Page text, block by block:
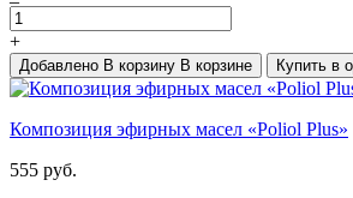
+
Добавлено В корзину В корзине Купить в
Композиция эфирных масел «Poliol Plus»
555 руб.